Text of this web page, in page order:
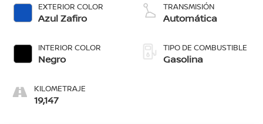
EXTERIOR COLOR
Azul Zafiro
INTERIOR COLOR
Negro
KILOMETRAJE
19,147
TRANSMISIÓN
Automática
TIPO DE COMBUSTIBLE
Gasolina